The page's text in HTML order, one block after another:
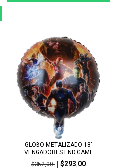
GLOBO METALIZADO 18"
VENGADORES END GAME
$352,00
$293,00